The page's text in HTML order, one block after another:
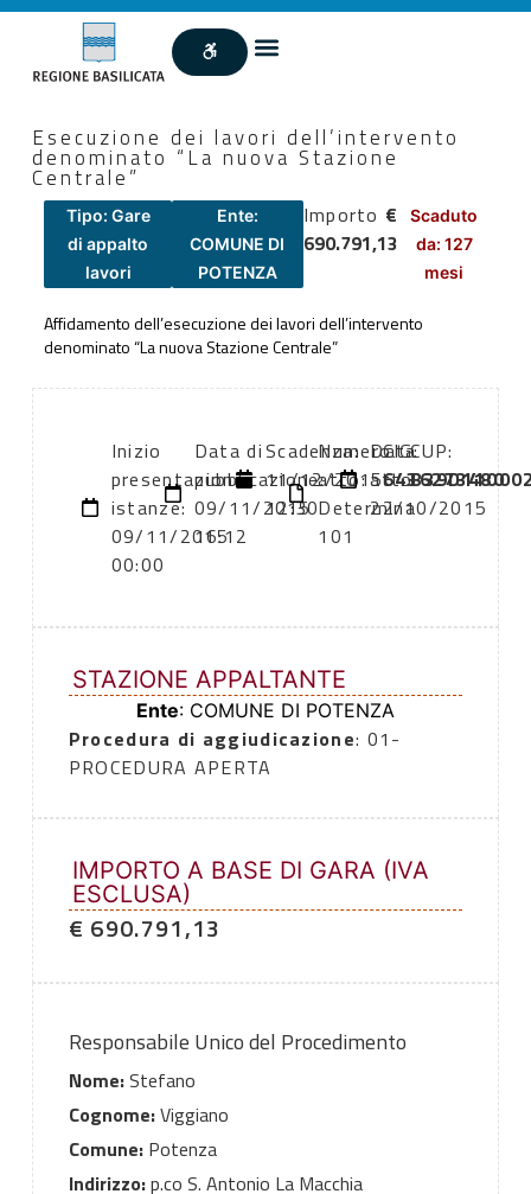
Esecuzione dei lavori dell’intervento
denominato “La nuova Stazione
Centrale”
Tipo: Gare
di appalto
lavori
Ente:
COMUNE DI
POTENZA
Importo €
690.791,13
Scaduto
da: 127
mesi
Affidamento dell’esecuzione dei lavori dell’intervento
denominato “La nuova Stazione Centrale”
Inizio
presentazione
istanze:
09/11/2015
00:00
Data di
pubblicazione:
09/11/2015
16:12
Scadenza:
11/12/2015
12:30
Numero
atto:
Determina
101
Data
atto:
22/10/2015
CIG:
6436273480
CUP:
STAZIONE APPALTANTE
Ente: COMUNE DI POTENZA
Procedura di aggiudicazione: 01-
PROCEDURA APERTA
IMPORTO A BASE DI GARA (IVA
ESCLUSA)
€ 690.791,13
Responsabile Unico del Procedimento
Nome:Stefano
Cognome:Viggiano
Comune:Potenza
Indirizzo:p.co S. Antonio La Macchia